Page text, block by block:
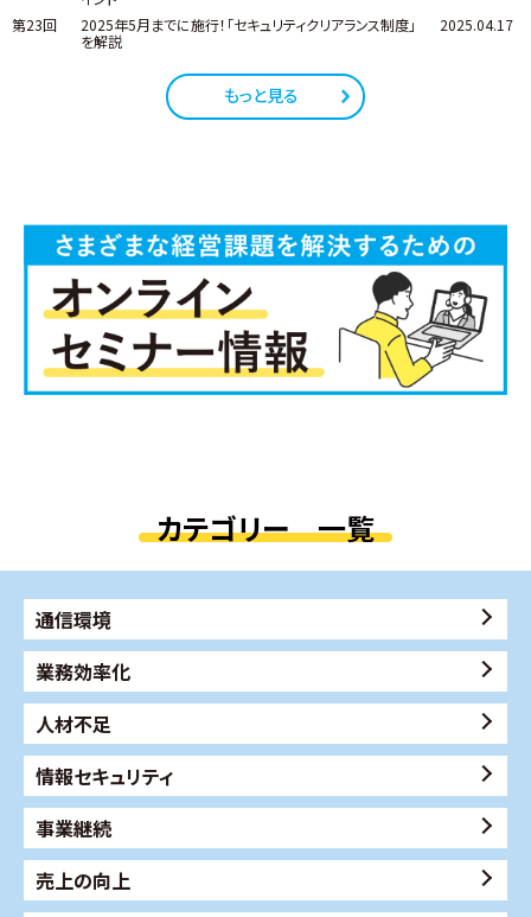
第23回
2025年5月までに施行！「セキュリティクリアランス制度」
を解説
2025.04.17
もっと見る
カテゴリー 一覧
通信環境
業務効率化
人材不足
情報セキュリティ
事業継続
売上の向上